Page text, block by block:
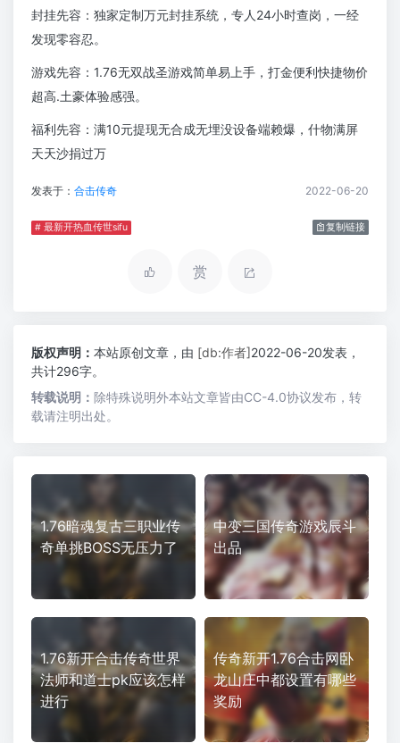
封挂先容：独家定制万元封挂系统，专人24小时查岗，一经
发现零容忍。
游戏先容：1.76无双战圣游戏简单易上手，打金便利快捷物价
超高.土豪体验感强。
福利先容：满10元提现无合成无埋没设备端赖爆，什物满屏
天天沙捐过万
发表于： 合击传奇 2022-06-20
# 最新开热血传世sifu 复制链接
赏
版权声明： 本站原创文章，由 [db:作者]2022-06-20发表，
共计296字。
转载说明： 除特殊说明外本站文章皆由CC-4.0协议发布，转
载请注明出处。
1.76暗魂复古三职业传
奇单挑BOSS无压力了
中变三国传奇游戏辰斗
出品
1.76新开合击传奇世界
法师和道士pk应该怎样
进行
传奇新开1.76合击网卧
龙山庄中都设置有哪些
奖励